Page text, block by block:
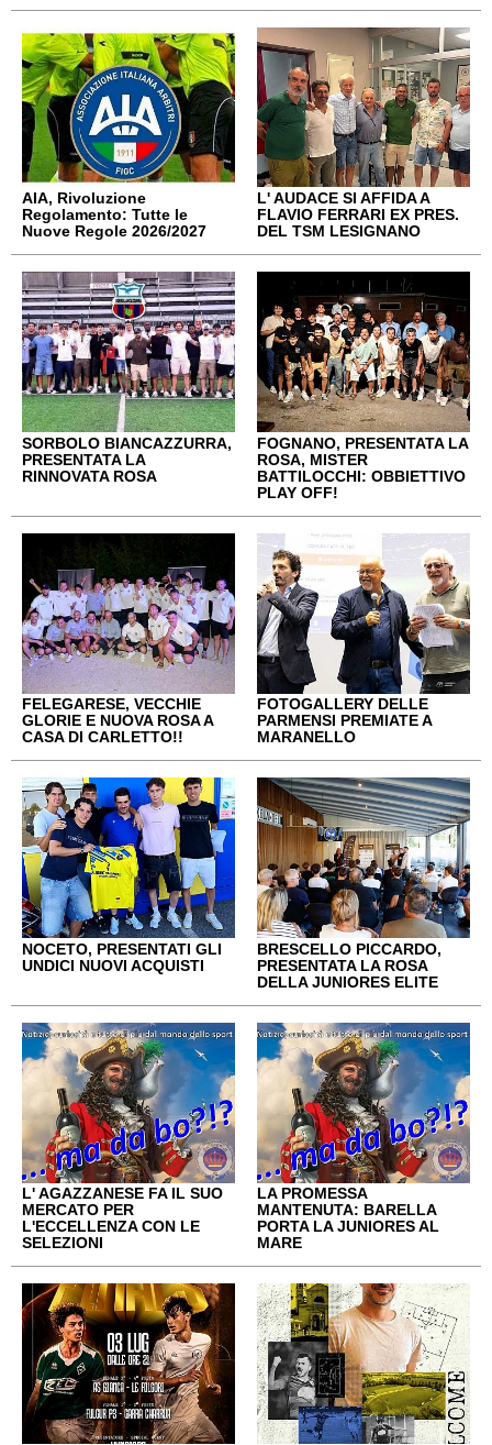
AIA, Rivoluzione
Regolamento: Tutte le
Nuove Regole 2026/2027
L' AUDACE SI AFFIDA A
FLAVIO FERRARI EX PRES.
DEL TSM LESIGNANO
SORBOLO BIANCAZZURRA,
PRESENTATA LA
RINNOVATA ROSA
FOGNANO, PRESENTATA LA
ROSA, MISTER
BATTILOCCHI: OBBIETTIVO
PLAY OFF!
FELEGARESE, VECCHIE
GLORIE E NUOVA ROSA A
CASA DI CARLETTO!!
FOTOGALLERY DELLE
PARMENSI PREMIATE A
MARANELLO
NOCETO, PRESENTATI GLI
UNDICI NUOVI ACQUISTI
BRESCELLO PICCARDO,
PRESENTATA LA ROSA
DELLA JUNIORES ELITE
L' AGAZZANESE FA IL SUO
MERCATO PER
L'ECCELLENZA CON LE
SELEZIONI
LA PROMESSA
MANTENUTA: BARELLA
PORTA LA JUNIORES AL
MARE